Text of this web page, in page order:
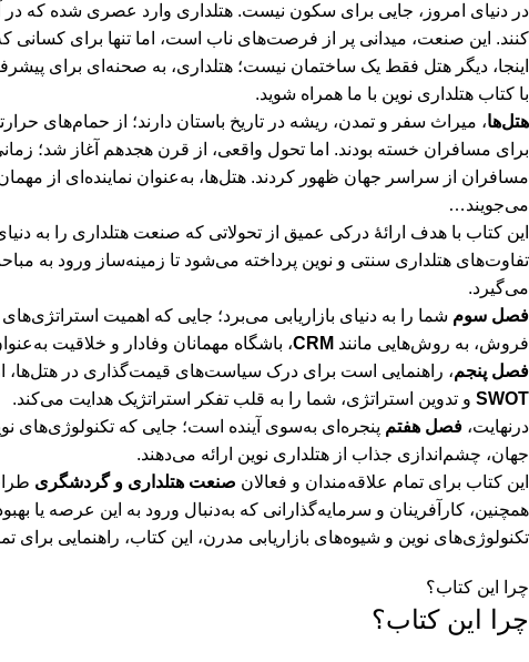
در دنیای امروز، جایی برای سکون نیست. هتلداری وارد عصری شده که در
کنند. این صنعت، میدانی پر از فرصت‌های ناب است، اما تنها برای کسانی
اینجا، دیگر هتل فقط یک ساختمان نیست؛ هتلداری، به صحنه‌ای برای
با کتاب هتلداری نوین با ما همراه شوید.
هتل‌ها، میراث سفر و تمدن، ریشه در تاریخ باستان دارند؛ از حمام‌های
برای مسافران خسته بودند. اما تحول واقعی، از قرن هجدهم آغاز شد؛
مسافران از سراسر جهان ظهور کردند. هتل‌ها، به‌عنوان نماینده‌ای از
می‌جویند…
این کتاب با هدف ارائۀ درکی عمیق از تحولاتی که صنعت هتلداری را به
تفاوت‌های هتلداری سنتی و نوین پرداخته می‌شود تا زمینه‌ساز ورود به
می‌گیرد.
فصل سوم شما را به دنیای بازاریابی می‌برد؛ جایی که اهمیت
فروش، به روش‌هایی مانند CRM، باشگاه مهمانان وفادار و خلاقیت
فصل پنجم، راهنمایی است برای درک سیاست‌های قیمت‌گذاری در هتل‌ها،
SWOT و تدوین استراتژی، شما را به قلب تفکر استراتژیک هدایت می‌کند.
درنهایت، فصل هفتم پنجره‌ای به‌سوی آینده است؛ جایی که تکنولوژی‌های
جهان، چشم‌اندازی جذاب از هتلداری نوین ارائه می‌دهند.
این کتاب برای تمام علاقه‌مندان و فعالان صنعت هتلداری و گردشگری
همچنین، کارآفرینان و سرمایه‌گذارانی که به‌دنبال ورود به این عرصه یا
تکنولوژی‌های نوین و شیوه‌های بازاریابی مدرن، این کتاب، راهنمایی
چرا این کتاب؟
چرا این کتاب؟